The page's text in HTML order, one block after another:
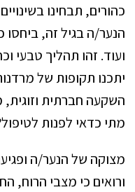
כהורים, תבחינו
הנער/ה בגיל זה, ביחסו
ועוד. זהו תהליך טבעי
יתכנו תקופות של
השקעה חברתית
מתי כדאי לפנות
מצוקה של הנער/ה
ורואים כי מצבי הרוח,